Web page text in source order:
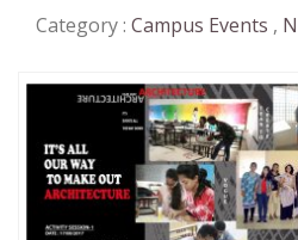
Category : Campus Events ,